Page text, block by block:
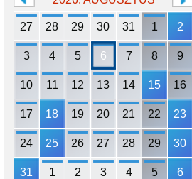
27 28 29 30 31 1 2
3 4 5 6 7 8 9
10 11 12 13 14 15 16
17 18 19 20 21 22 23
24 25 26 27 28 29 30
31 1 2 3 4 5 6